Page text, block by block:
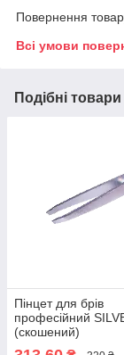
Повернення
Всі умови
Подібні товари
Пінцет для брів
професійний
(скошений)